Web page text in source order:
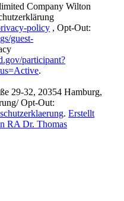
Company Wilton
policy , Opt-Out:
guest-
participant?
.
29-32, 20354 Hamburg,
Opt-Out:
.Erstellt
RA Dr. Thomas